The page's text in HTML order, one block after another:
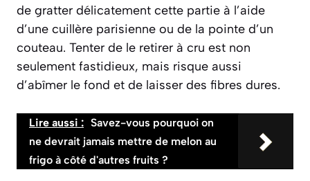
de gratter délicatement cette partie à l’aide
d’une cuillère parisienne ou de la pointe d’un
couteau. Tenter de le retirer à cru est non
seulement fastidieux, mais risque aussi
d’abîmer le fond et de laisser des fibres dures.
Lire aussi : Savez-vous pourquoi on
ne devrait jamais mettre de melon au
frigo à côté d'autres fruits ?